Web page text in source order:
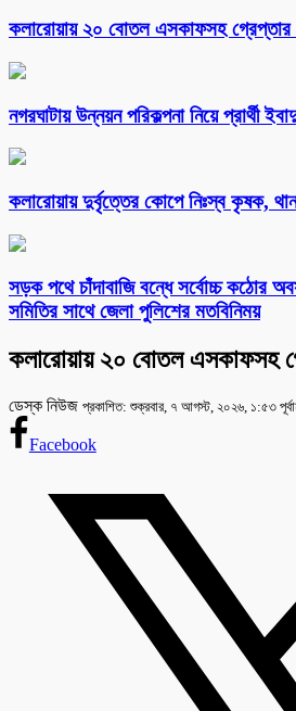
কলারোয়ায় ২০ বোতল এসকাফসহ গ্রেপ্তার
নগরঘাটায় উন্নয়ন পরিকল্পনা নিয়ে প্রার্থী
কলারোয়ায় দুর্বৃত্তের কোপে নিঃস্ব কৃষক,
সড়ক পথে চাঁদাবাজি বন্ধে সর্বোচ্চ কঠোর
সমিতির সাথে জেলা পুলিশের মতবিনিময়
কলারোয়ায় ২০ বোতল এসকাফসহ
ডেস্ক নিউজ প্রকাশিত: শুক্রবার, ৭ আগস্ট, ২০২৬, ১:৫৩
Facebook